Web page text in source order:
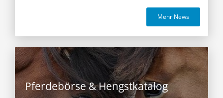
Mehr News
Pferdebörse & Hengstkatalog